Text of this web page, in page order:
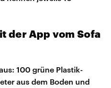
der App vom Sofa
100 grüne Plastik-
aus dem Boden und